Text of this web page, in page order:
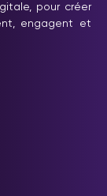
pour créer
engagent et